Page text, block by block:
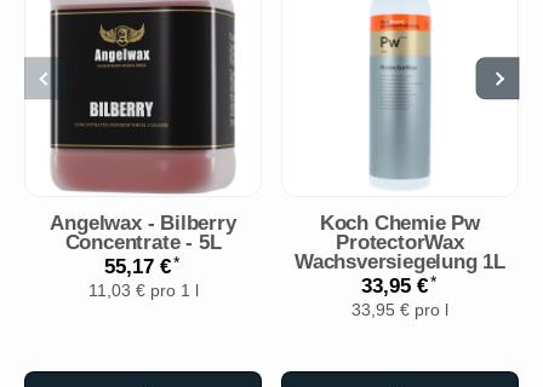
Angelwax - Bilberry
Concentrate - 5L
55,17 €*
11,03 € pro 1 l
Koch Chemie Pw
ProtectorWax
Wachsversiegelung 1L
33,95 €*
33,95 € pro l